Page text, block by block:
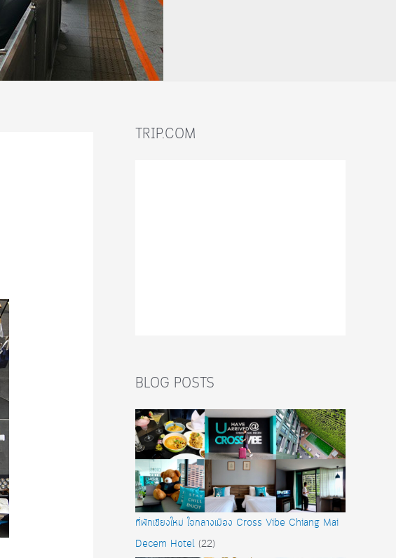
TRIP.COM
BLOG POSTS
ที่พักเชียงใหม่ ใจกลางเมือง Cross Vibe Chiang Mai
Decem Hotel (22)